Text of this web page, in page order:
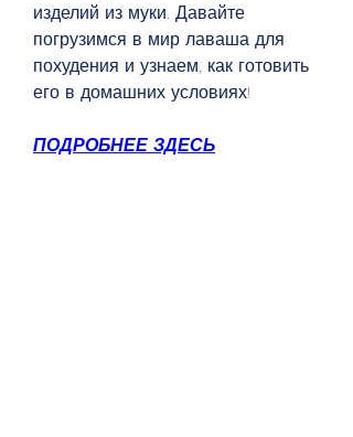
изделий из муки. Давайте
погрузимся в мир лаваша для
похудения и узнаем, как готовить
его в домашних условиях!
ПОДРОБНЕЕ ЗДЕСЬ